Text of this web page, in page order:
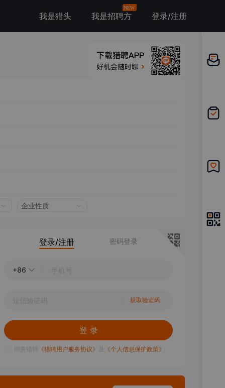
我是猎头 我是招聘方
NEW
登录/注册
企业性质
登录/注册 密码登录
+86
获取验证码
登 录
同意猎聘 《猎聘用户服务协议》 及 《个人信息保护政策》